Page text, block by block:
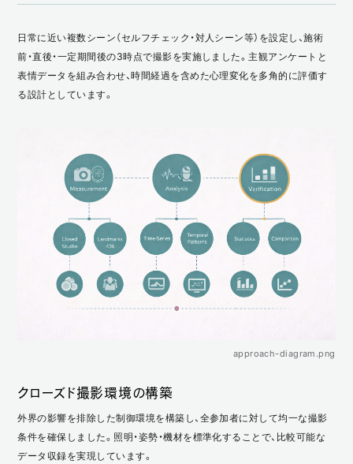
日常に近い複数シーン（セルフチェック・対人シーン等）を設定し、施術
前・直後・一定期間後の3時点で撮影を実施しました。主観アンケートと
表情データを組み合わせ、時間経過を含めた心理変化を多角的に評価す
る設計としています。
approach-diagram.png
クローズド撮影環境の構築
外界の影響を排除した制御環境を構築し、全参加者に対して均一な撮影
条件を確保しました。照明・姿勢・機材を標準化することで、比較可能な
データ収録を実現しています。